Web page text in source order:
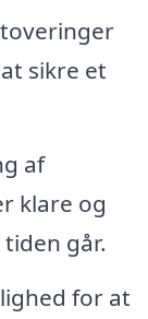
sikre et
af
klare og
går.
for at